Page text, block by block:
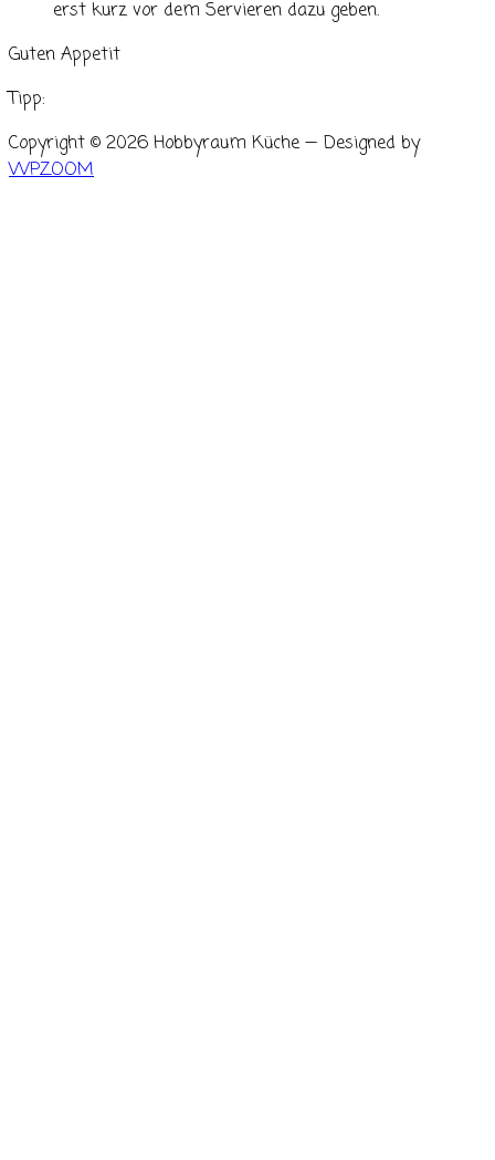
erst kurz vor dem Servieren dazu geben.
Guten Appetit
Tipp:
Copyright © 2026 Hobbyraum Küche — Designed by
WPZOOM